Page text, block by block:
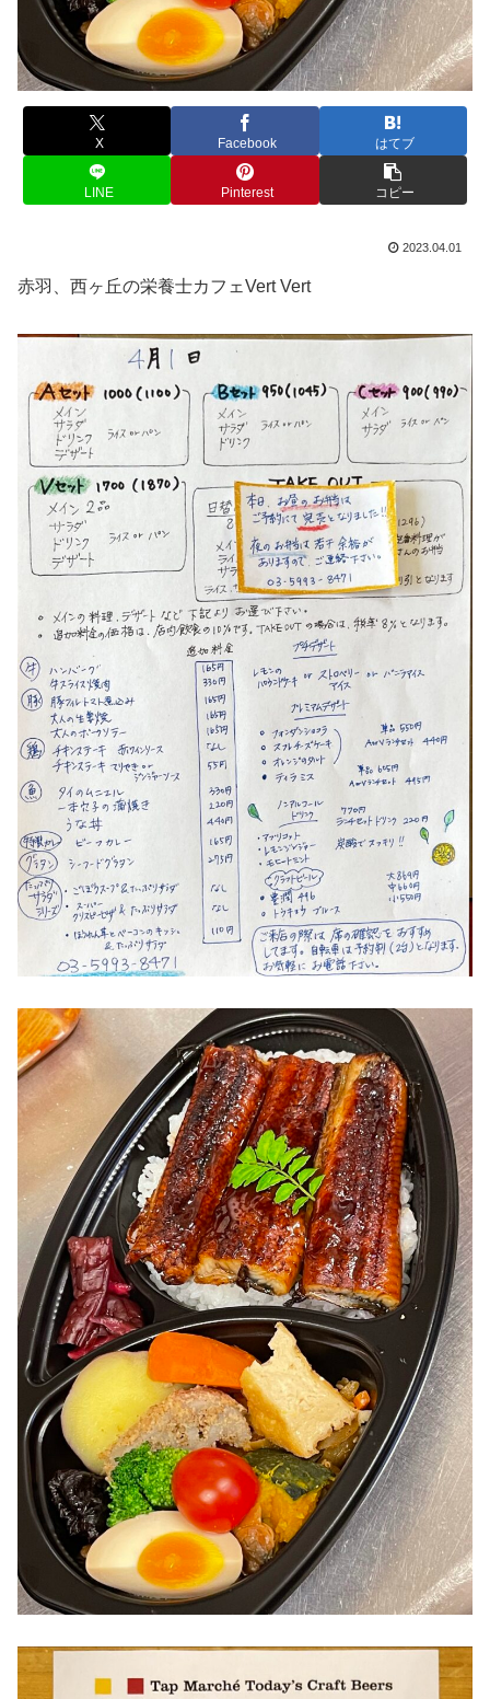
X Facebook はてブ
LINE Pinterest コピー
2023.04.01
赤羽、西ヶ丘の栄養士カフェVert Vert